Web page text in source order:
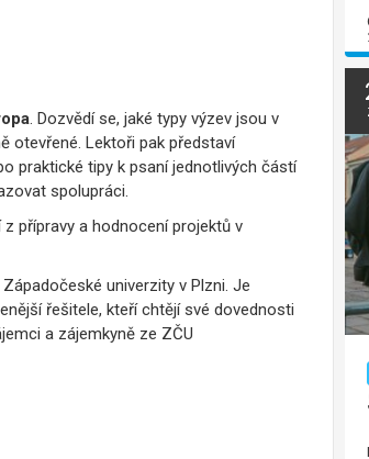
. Dozvědí se, jaké typy výzev jsou v
otevřené. Lektoři pak představí
praktické tipy k psaní jednotlivých částí
spolupráci.
přípravy a hodnocení projektů v
univerzity v Plzni. Je
řešitele, kteří chtějí své dovednosti
a zájemkyně ze ZČU